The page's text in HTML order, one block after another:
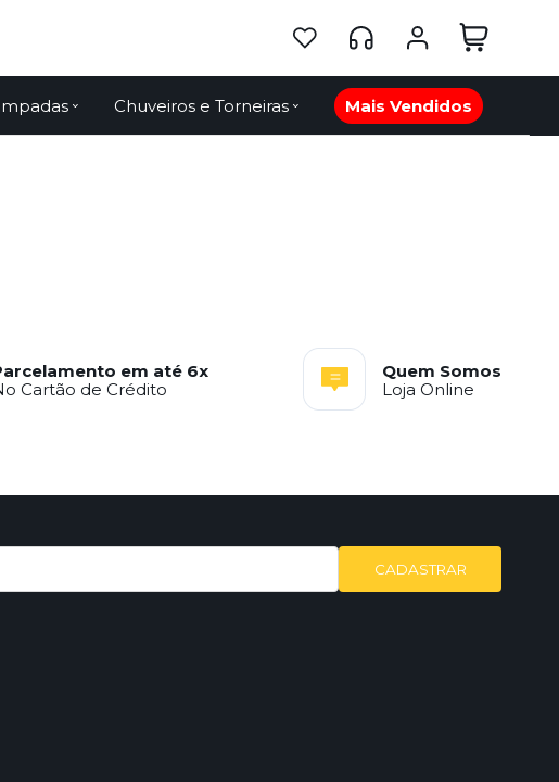
Chuveiros e Torneiras Mais Vendidos
em até 6x
Cartão de Crédito
Quem Somos
Loja Online
CADASTRAR